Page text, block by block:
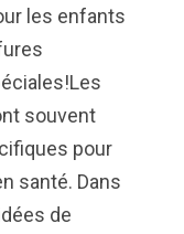
les enfants
souvent
pour
santé. Dans
de